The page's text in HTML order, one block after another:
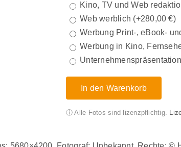
Kino, TV und Web
Web werblich (+280,00€)
Werbung Print-, eBook-
Werbung in Kino,
Unternehmenspräsentation
In den Warenkorb
ⓘ Alle Fotos sind lizenzpflichtig.